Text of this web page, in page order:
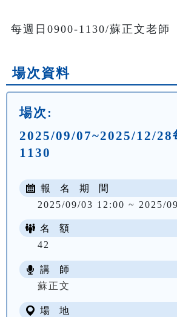
場次資料
場次:
2025/09/07~2025/12/28
1130
報 名 期 間
2025/09/03 12:00 ~ 2025/
名 額
42
講 師
蘇正文
場 地